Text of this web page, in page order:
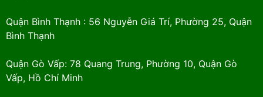
Quận Bình Thạnh : 56 Nguyễn Giá Trí, Phường 25, Quận
Bình Thạnh
Quận Gò Vấp: 78 Quang Trung, Phường 10, Quận Gò
Vấp, Hồ Chí Minh